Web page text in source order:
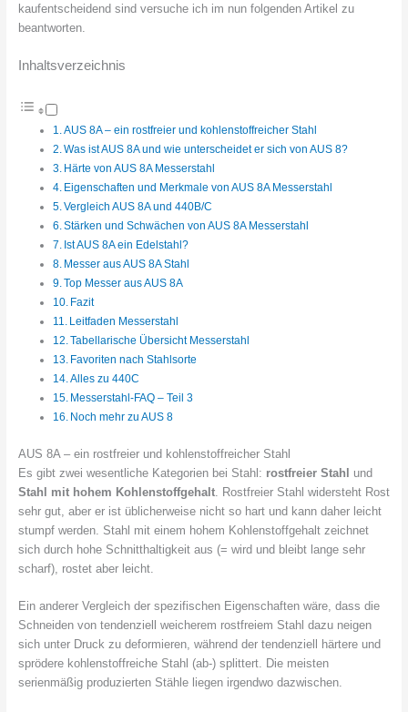
kaufentscheidend sind versuche ich im nun folgenden Artikel zu
beantworten.
Inhaltsverzeichnis
AUS 8A – ein rostfreier und kohlenstoffreicher Stahl
Was ist AUS 8A und wie unterscheidet er sich von AUS 8?
Härte von AUS 8A Messerstahl
Eigenschaften und Merkmale von AUS 8A Messerstahl
Vergleich AUS 8A und 440B/C
Stärken und Schwächen von AUS 8A Messerstahl
Ist AUS 8A ein Edelstahl?
Messer aus AUS 8A Stahl
Top Messer aus AUS 8A
Fazit
Leitfaden Messerstahl
Tabellarische Übersicht Messerstahl
Favoriten nach Stahlsorte
Alles zu 440C
Messerstahl-FAQ – Teil 3
Noch mehr zu AUS 8
AUS 8A – ein rostfreier und kohlenstoffreicher Stahl
Es gibt zwei wesentliche Kategorien bei Stahl: rostfreier Stahl
und
Stahl mit hohem Kohlenstoffgehalt. Rostfreier Stahl widersteht Rost
sehr gut, aber er ist üblicherweise nicht so hart und kann daher leicht
stumpf werden. Stahl mit einem hohem Kohlenstoffgehalt zeichnet
sich durch hohe Schnitthaltigkeit aus (= wird und bleibt lange sehr
scharf), rostet aber leicht.
Ein anderer Vergleich der spezifischen Eigenschaften wäre, dass die
Schneiden von tendenziell weicherem rostfreiem Stahl dazu neigen
sich unter Druck zu deformieren, während der tendenziell härtere und
sprödere kohlenstoffreiche Stahl (ab-) splittert. Die meisten
serienmäßig produzierten Stähle liegen irgendwo dazwischen.